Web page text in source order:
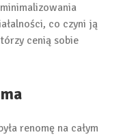
co czyni ją
cenią sobie
renomę na całym